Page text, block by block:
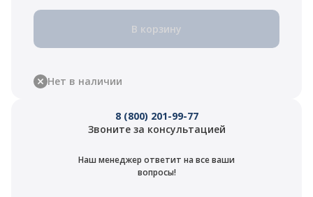
В корзину
Нет в наличии
8 (800) 201-99-77
Звоните за консультацией
Наш менеджер ответит на все ваши
вопросы!